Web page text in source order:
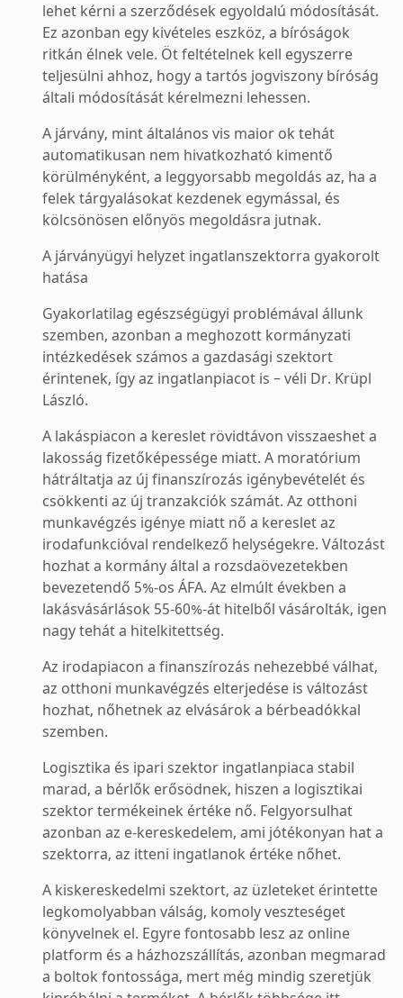
lehet kérni a szerződések egyoldalú módosítását.
Ez azonban egy kivételes eszköz, a bíróságok
ritkán élnek vele. Öt feltételnek kell egyszerre
teljesülni ahhoz, hogy a tartós jogviszony bíróság
általi módosítását kérelmezni lehessen.
A járvány, mint általános vis maior ok tehát
automatikusan nem hivatkozható kimentő
körülményként, a leggyorsabb megoldás az, ha a
felek tárgyalásokat kezdenek egymással, és
kölcsönösen előnyös megoldásra jutnak.
A járványügyi helyzet ingatlanszektorra gyakorolt
hatása
Gyakorlatilag egészségügyi problémával állunk
szemben, azonban a meghozott kormányzati
intézkedések számos a gazdasági szektort
érintenek, így az ingatlanpiacot is – véli Dr. Krüpl
László.
A lakáspiacon a kereslet rövidtávon visszaeshet a
lakosság fizetőképessége miatt. A moratórium
hátráltatja az új finanszírozás igénybevételét és
csökkenti az új tranzakciók számát. Az otthoni
munkavégzés igénye miatt nő a kereslet az
irodafunkcióval rendelkező helységekre. Változást
hozhat a kormány által a rozsdaövezetekben
bevezetendő 5%-os ÁFA. Az elmúlt években a
lakásvásárlások 55-60%-át hitelből vásárolták, igen
nagy tehát a hitelkitettség.
Az irodapiacon a finanszírozás nehezebbé válhat,
az otthoni munkavégzés elterjedése is változást
hozhat, nőhetnek az elvásárok a bérbeadókkal
szemben.
Logisztika és ipari szektor ingatlanpiaca stabil
marad, a bérlők erősödnek, hiszen a logisztikai
szektor termékeinek értéke nő. Felgyorsulhat
azonban az e-kereskedelem, ami jótékonyan hat a
szektorra, az itteni ingatlanok értéke nőhet.
A kiskereskedelmi szektort, az üzleteket érintette
legkomolyabban válság, komoly veszteséget
könyvelnek el. Egyre fontosabb lesz az online
platform és a házhozszállítás, azonban megmarad
a boltok fontossága, mert még mindig szeretjük